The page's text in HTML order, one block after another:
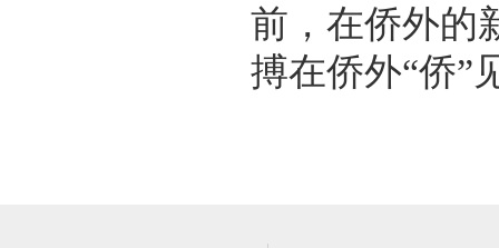
前，在侨外的
搏在侨外“侨”